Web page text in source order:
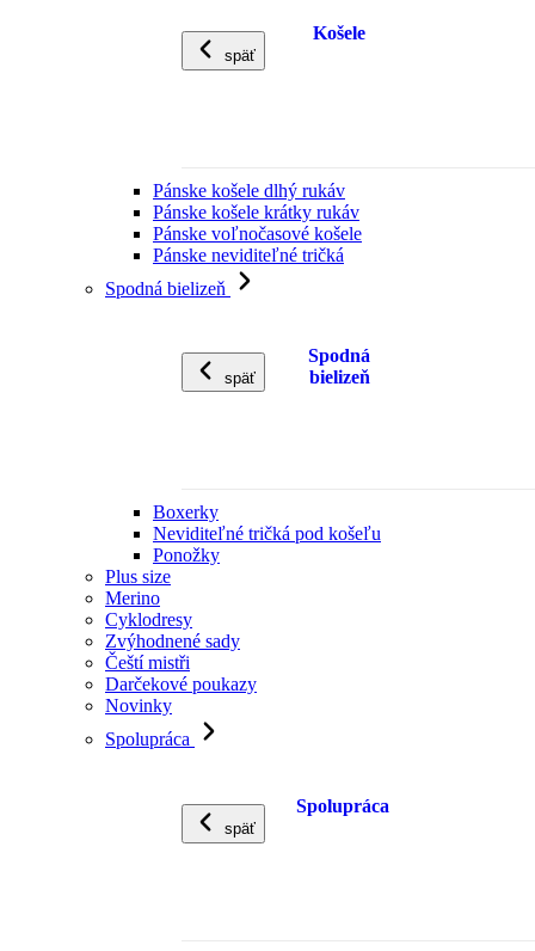
späť
Košele
Pánske košele dlhý rukáv
Pánske košele krátky rukáv
Pánske voľnočasové košele
Pánske neviditeľné tričká
Spodná bielizeň
späť
Spodná
bielizeň
Boxerky
Neviditeľné tričká pod košeľu
Ponožky
Plus size
Merino
Cyklodresy
Zvýhodnené sady
Čeští mistři
Darčekové poukazy
Novinky
Spolupráca
späť
Spolupráca